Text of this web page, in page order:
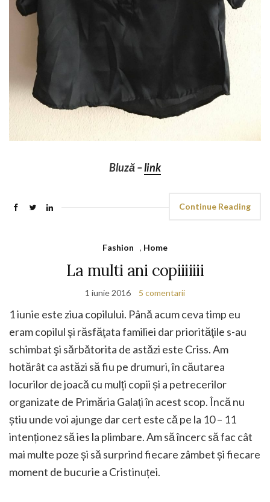
Bluză –link
Continue Reading
Fashion , Home
La multi ani copiiiiiii
1 iunie 2016 5 comentarii
1 iunie este ziua copilului. Până acum ceva timp eu
eram copilul şi răsfăţata familiei dar priorităţile s-au
schimbat şi sărbătorita de astăzi este Criss. Am
hotărât ca astăzi să fiu pe drumuri, în căutarea
locurilor de joacă cu mulți copii și a petrecerilor
organizate de Primăria Galați în acest scop. Încă nu
știu unde voi ajunge dar cert este că pe la 10 – 11
intenționez să ies la plimbare. Am să încerc să fac cât
mai multe poze și să surprind fiecare zâmbet și fiecare
moment de bucurie a Cristinuței.